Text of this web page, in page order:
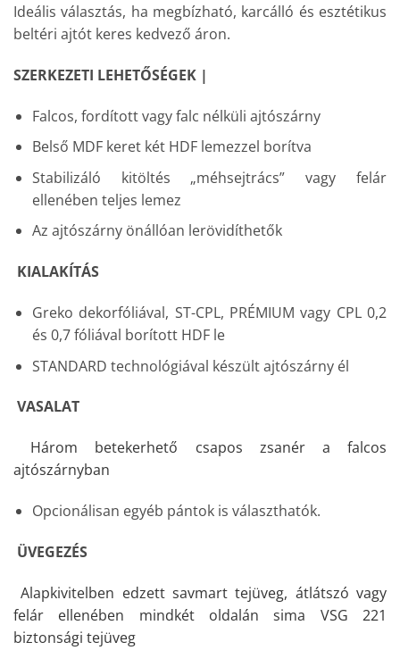
Ideális választás, ha megbízható, karcálló és esztétikus
beltéri ajtót keres kedvező áron.
SZERKEZETI LEHETŐSÉGEK |
Falcos, fordított vagy falc nélküli ajtószárny
Belső MDF keret két HDF lemezzel borítva
Stabilizáló kitöltés „méhsejtrács” vagy felár
ellenében teljes lemez
Az ajtószárny önállóan lerövidíthetők
KIALAKÍTÁS
Greko dekorfóliával, ST-CPL, PRÉMIUM vagy CPL 0,2
és 0,7 fóliával borított HDF le
STANDARD technológiával készült ajtószárny él
VASALAT
Három betekerhető csapos zsanér a falcos
ajtószárnyban
Opcionálisan egyéb pántok is választhatók.
ÜVEGEZÉS
Alapkivitelben edzett savmart tejüveg, átlátszó vagy
felár ellenében mindkét oldalán sima VSG 221
biztonsági tejüveg